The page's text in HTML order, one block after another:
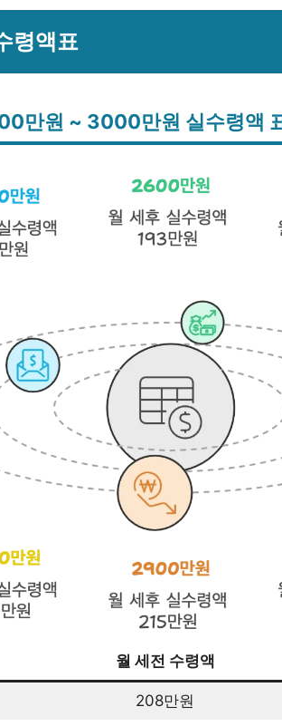
령액표
만원 ~ 3000만원 실수령액
월 세전 수령액
208만원